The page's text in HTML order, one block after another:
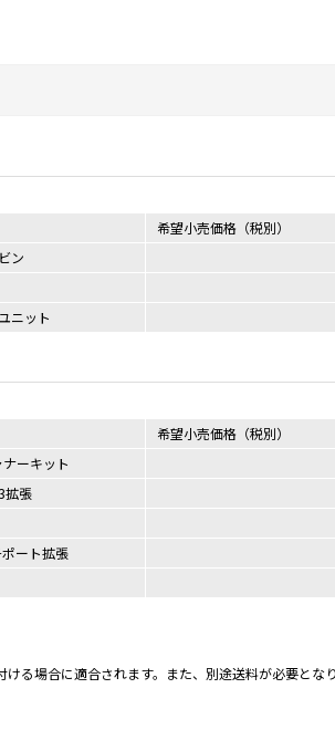
希望小売価格（税別）
ン
ニット
希望小売価格（税別）
ーキット
拡張
ート拡張
る場合に適合されます。また、別途送料が必要とな